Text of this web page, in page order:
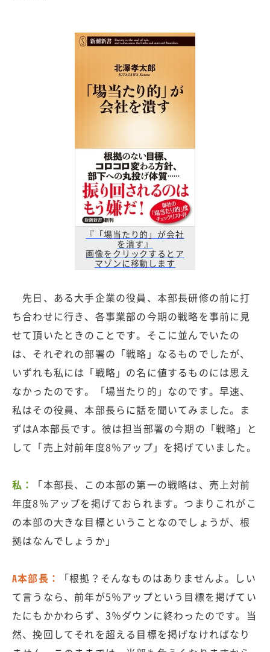
『「場当たり的」が会社
を潰す』
画像をクリックするとア
マゾンに移動します
先日、ある大手企業の役員、本部長研修の前に打
ち合わせに行き、各事業部の今期の戦略を事前に見
せて頂いたときのことです。そこに並んでいたの
は、それぞれの部署の「戦略」なるものでしたが、
いずれも私には「戦略」の名に値するものには思え
なかったのです。「場当たり的」なのです。早速、
私はその役員、本部長らに話を聞いてみました。ま
ずはA本部長です。彼は担当部署の今期の「戦略」と
して「売上対前年度8％アップ」を掲げていました。
私：
「本部長、この本部の第一の戦略は、売上対前
年度8％アップを掲げておられます。つまりこれがこ
の本部の大きな目標ということなのでしょうが、根
拠はなんでしょうか」
A本部長：
「根拠？そんなものはありませんよ。しい
て言うなら、前年が5％アップという目標を掲げてい
たにもかかわらず、3％ダウンに終わったのです。当
然、挽回してそれを超える目標を掲げなければなり